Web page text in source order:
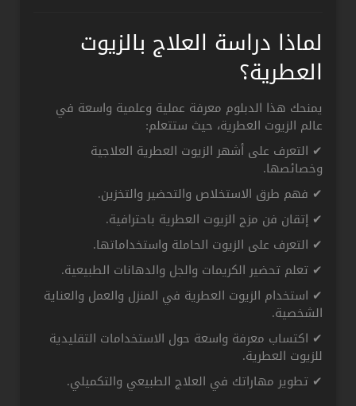
لماذا دراسة العلاج بالزيوت
العطرية؟
يمنحك هذا الدبلوم معرفة عملية وعلمية واسعة في
عالم الزيوت العطرية، حيث ستتعلم:
✔ التعرف على أشهر الزيوت العطرية العلاجية
وخصائصها.
✔ فهم طرق الاستخلاص والتحضير والتخزين.
✔ إتقان فن مزج الزيوت العطرية باحترافية.
✔ التعرف على الزيوت الحاملة واستخداماتها.
✔ تعلم تحضير الكريمات والجل والدهانات الطبيعية.
✔ استخدام الزيوت العطرية في المنزل والعمل والعناية
الشخصية.
✔ اكتساب معرفة واسعة حول الاستخدامات التقليدية
للزيوت العطرية.
✔ تطوير مهاراتك في العلاج الطبيعي والتكميلي.